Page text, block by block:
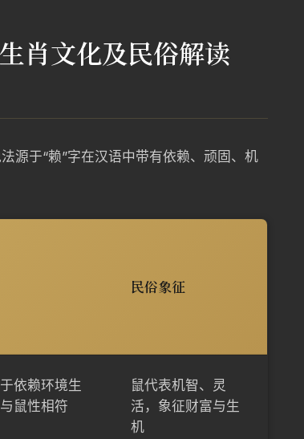
肖文化及民俗解读
源于“赖”字在汉语中带有依赖、顽固、机
民俗象征
依赖环境生
鼠性相符
鼠代表机智、灵
活，象征财富与生
机